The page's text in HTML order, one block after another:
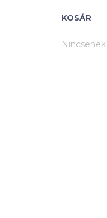
KOSÁR